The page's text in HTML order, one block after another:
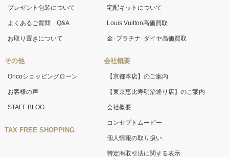
プレゼント包装について
よくあるご質問 Q&A
お取り置きについて
その他
Oricoショッピングローン
お客様の声
STAFF BLOG
TAX FREE SHOPPING
宅配キットについて
Louis Vuitton高価買取
金･プラチナ･ダイヤ高価買取
会社概要
【京都本店】のご案内
【東京恵比寿明治通り店】のご案内
会社概要
コンセプトムービー
個人情報の取り扱い
特定商取引法に関する表示